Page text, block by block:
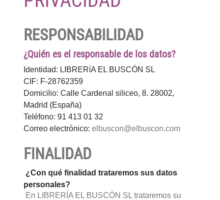
RESPONSABILIDAD
¿Quién es el responsable de los datos?
Identidad: LIBRERíA EL BUSCÓN SL
CIF: F-28762359
Domicilio: Calle Cardenal siliceo, 8. 28002,
Madrid (España)
Teléfono: 91 413 01 32
Correo electrónico: elbuscon@elbuscon.com
FINALIDAD
¿Con qué finalidad trataremos sus datos
personales?
En LIBRERÍA EL BUSCÓN SL trataremos su